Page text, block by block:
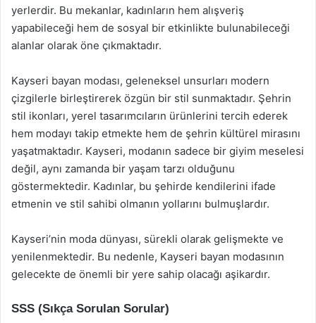
yerlerdir. Bu mekanlar, kadınların hem alışveriş
yapabileceği hem de sosyal bir etkinlikte bulunabileceği
alanlar olarak öne çıkmaktadır.
Kayseri bayan modası, geleneksel unsurları modern
çizgilerle birleştirerek özgün bir stil sunmaktadır. Şehrin
stil ikonları, yerel tasarımcıların ürünlerini tercih ederek
hem modayı takip etmekte hem de şehrin kültürel mirasını
yaşatmaktadır. Kayseri, modanın sadece bir giyim meselesi
değil, aynı zamanda bir yaşam tarzı olduğunu
göstermektedir. Kadınlar, bu şehirde kendilerini ifade
etmenin ve stil sahibi olmanın yollarını bulmuşlardır.
Kayseri’nin moda dünyası, sürekli olarak gelişmekte ve
yenilenmektedir. Bu nedenle, Kayseri bayan modasının
gelecekte de önemli bir yere sahip olacağı aşikardır.
SSS (Sıkça Sorulan Sorular)